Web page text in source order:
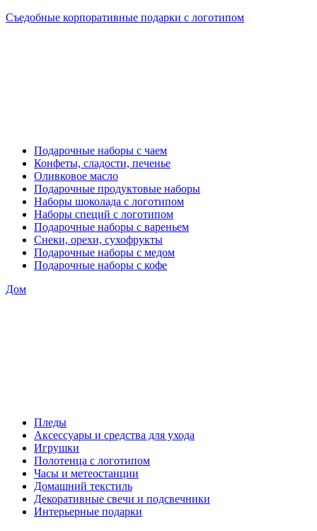
Съедобные корпоративные подарки с логотипом
Подарочные наборы с чаем
Конфеты, сладости, печенье
Оливковое масло
Подарочные продуктовые наборы
Наборы шоколада с логотипом
Наборы специй с логотипом
Подарочные наборы с вареньем
Снеки, орехи, сухофрукты
Подарочные наборы с медом
Подарочные наборы с кофе
Дом
Пледы
Аксессуары и средства для ухода
Игрушки
Полотенца с логотипом
Часы и метеостанции
Домашний текстиль
Декоративные свечи и подсвечники
Интерьерные подарки